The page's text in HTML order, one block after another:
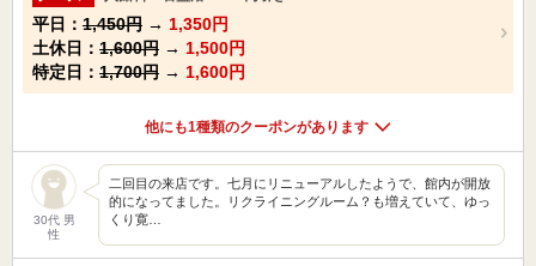
平日： 1,450円 → 1,350円
土休日： 1,600円 → 1,500円
特定日： 1,700円 → 1,600円
他にも1種類のクーポンがあります
30代 男
性
二回目の来店です。七月にリニューアルしたようで、館内が開放
的になってました。リクライニングルーム？も増えていて、ゆっ
くり寛…